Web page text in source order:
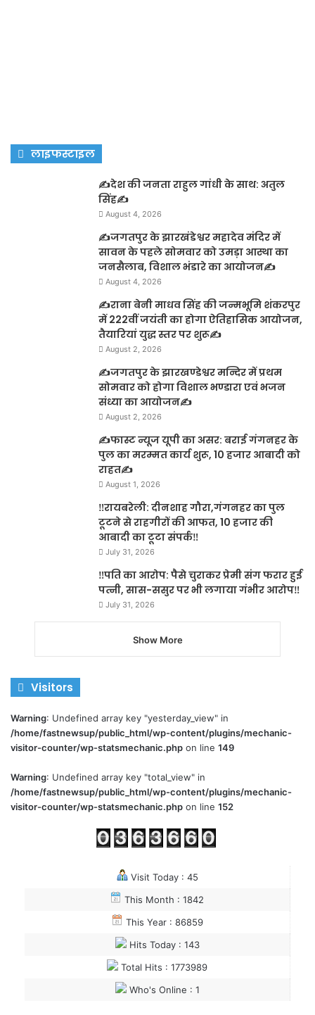
लाइफस्टाइल
✍️देश की जनता राहुल गांधी के साथ: अतुल
सिंह✍️
August 4, 2026
✍️जगतपुर के झारखंडेश्वर महादेव मंदिर में
सावन के पहले सोमवार को उमड़ा आस्था का
जनसैलाब, विशाल भंडारे का आयोजन✍️
August 4, 2026
✍️राना बेनी माधव सिंह की जन्मभूमि शंकरपुर
में 222वीं जयंती का होगा ऐतिहासिक आयोजन,
तैयारियां युद्ध स्तर पर शुरू✍️
August 2, 2026
✍️जगतपुर के झारखण्डेश्वर मन्दिर में प्रथम
सोमवार को होगा विशाल भण्डारा एवं भजन
संध्या का आयोजन✍️
August 2, 2026
✍️फास्ट न्यूज यूपी का असर: बराई गंगनहर के
पुल का मरम्मत कार्य शुरू, 10 हजार आबादी को
राहत✍️
August 1, 2026
‼️रायबरेली: दीनशाह गौरा,गंगनहर का पुल
टूटने से राहगीरों की आफत, 10 हजार की
आबादी का टूटा संपर्क‼️
July 31, 2026
‼️पति का आरोप: पैसे चुराकर प्रेमी संग फरार हुई
पत्नी, सास-ससुर पर भी लगाया गंभीर आरोप‼️
July 31, 2026
Show More
Visitors
Warning: Undefined array key "yesterday_view" in
/home/fastnewsup/public_html/wp-content/plugins/mechanic-
visitor-counter/wp-statsmechanic.php on line 149
Warning: Undefined array key "total_view" in
/home/fastnewsup/public_html/wp-content/plugins/mechanic-
visitor-counter/wp-statsmechanic.php on line 152
Visit Today : 45
This Month : 1842
This Year : 86859
Hits Today : 143
Total Hits : 1773989
Who's Online : 1